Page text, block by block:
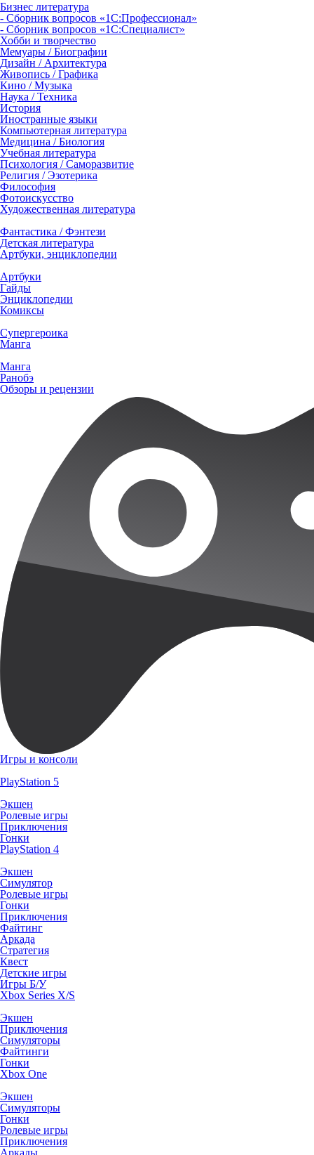
Бизнес литература
- Сборник вопросов «1С:Профессионал»
- Сборник вопросов «1С:Специалист»
Хобби и творчество
Мемуары / Биографии
Дизайн / Архитектура
Живопись / Графика
Кино / Музыка
Наука / Техника
История
Иностранные языки
Компьютерная литература
Медицина / Биология
Учебная литература
Психология / Саморазвитие
Религия / Эзотерика
Философия
Фотоискусство
Художественная литература
Фантастика / Фэнтези
Детская литература
Артбуки, энциклопедии
Артбуки
Гайды
Энциклопедии
Комиксы
Супергероика
Манга
Манга
Ранобэ
Обзоры и рецензии
Игры и консоли
PlayStation 5
Экшен
Ролевые игры
Приключения
Гонки
PlayStation 4
Экшен
Симулятор
Ролевые игры
Гонки
Приключения
Файтинг
Аркада
Стратегия
Квест
Детские игры
Игры Б/У
Xbox Series X/S
Экшен
Приключения
Симуляторы
Файтинги
Гонки
Xbox One
Экшен
Симуляторы
Гонки
Ролевые игры
Приключения
Аркады